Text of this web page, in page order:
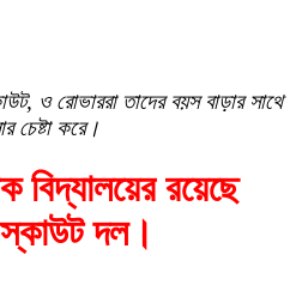
ও রোভাররা তাদের বয়স বাড়ার সাথে
চেষ্টা করে।
বিদ্যালয়ের রয়েছে
দল।